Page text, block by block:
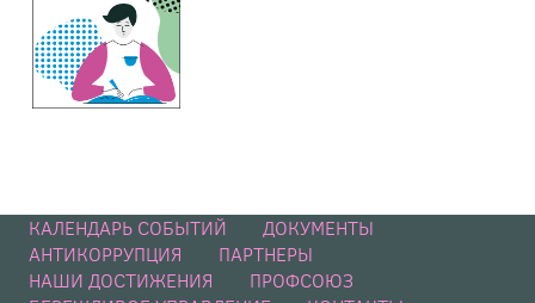
КАЛЕНДАРЬ СОБЫТИЙ
ДОКУМЕНТЫ
АНТИКОРРУПЦИЯ
ПАРТНЕРЫ
НАШИ ДОСТИЖЕНИЯ
ПРОФСОЮЗ